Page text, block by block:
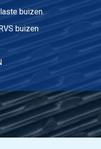
buizen.
buizen